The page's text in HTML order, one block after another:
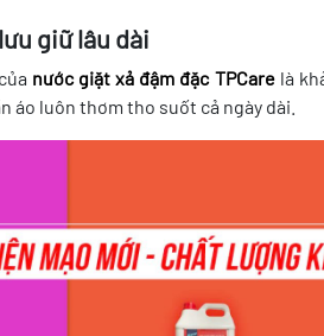
giữ lâu dài
nước giặt xả đậm đặc TPCarelà
áo luôn thơm tho suốt cả ngày dài.